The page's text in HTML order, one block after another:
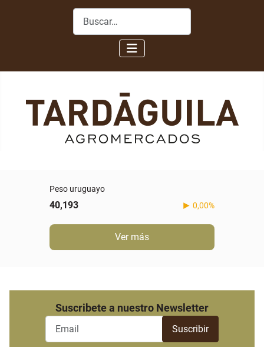
Buscar
Peso uruguayo
40,193 0,00%
Ver más
Suscribete a nuestro Newsletter